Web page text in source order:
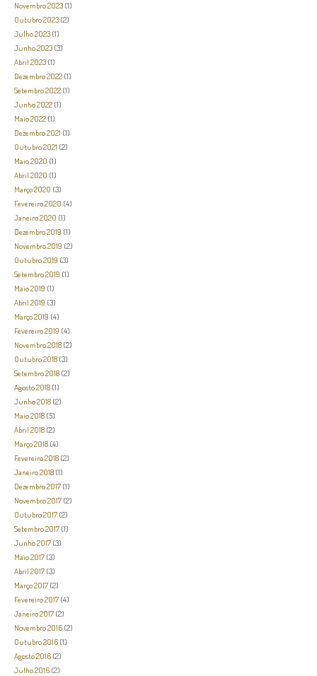
Novembro 2023 (1)
Outubro 2023 (2)
Julho 2023 (1)
Junho 2023 (3)
Abril 2023 (1)
Dezembro 2022 (1)
Setembro 2022 (1)
Junho 2022 (1)
Maio 2022 (1)
Dezembro 2021 (1)
Outubro 2021 (2)
Maio 2020 (1)
Abril 2020 (1)
Março 2020 (3)
Fevereiro 2020 (4)
Janeiro 2020 (1)
Dezembro 2019 (1)
Novembro 2019 (2)
Outubro 2019 (3)
Setembro 2019 (1)
Maio 2019 (1)
Abril 2019 (3)
Março 2019 (4)
Fevereiro 2019 (4)
Novembro 2018 (2)
Outubro 2018 (3)
Setembro 2018 (2)
Agosto 2018 (1)
Junho 2018 (2)
Maio 2018 (5)
Abril 2018 (2)
Março 2018 (4)
Fevereiro 2018 (2)
Janeiro 2018 (1)
Dezembro 2017 (1)
Novembro 2017 (2)
Outubro 2017 (2)
Setembro 2017 (1)
Junho 2017 (3)
Maio 2017 (3)
Abril 2017 (3)
Março 2017 (2)
Fevereiro 2017 (4)
Janeiro 2017 (2)
Novembro 2016 (2)
Outubro 2016 (1)
Agosto 2016 (2)
Julho 2016 (2)